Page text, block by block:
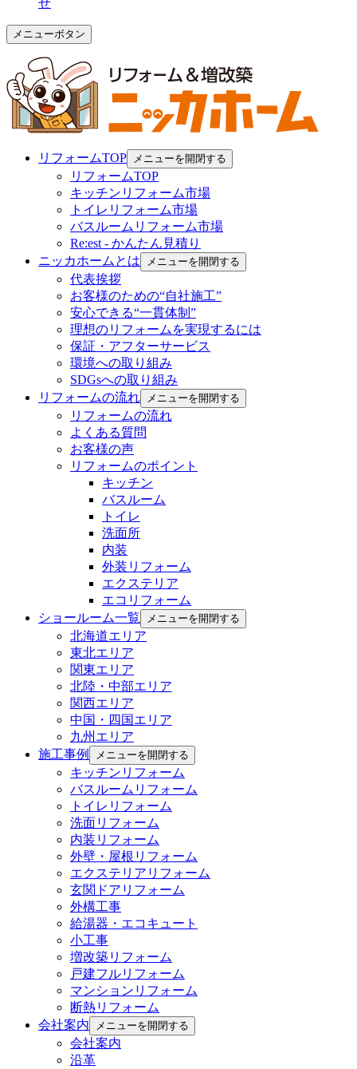
せ
メニューボタン
リフォームTOP メニューを開閉する
リフォームTOP
キッチンリフォーム市場
トイレリフォーム市場
バスルームリフォーム市場
Re:est - かんたん見積り
ニッカホームとは
メニューを開閉する
代表挨拶
お客様のための“自社施工”
安心できる“一貫体制”
理想のリフォームを実現するには
保証・アフターサービス
環境への取り組み
SDGsへの取り組み
リフォームの流れ
メニューを開閉する
リフォームの流れ
よくある質問
お客様の声
リフォームのポイント
キッチン
バスルーム
トイレ
洗面所
内装
外装リフォーム
エクステリア
エコリフォーム
ショールーム一覧
メニューを開閉する
北海道エリア
東北エリア
関東エリア
北陸・中部エリア
関西エリア
中国・四国エリア
九州エリア
施工事例
メニューを開閉する
キッチンリフォーム
バスルームリフォーム
トイレリフォーム
洗面リフォーム
内装リフォーム
外壁・屋根リフォーム
エクステリアリフォーム
玄関ドアリフォーム
外構工事
給湯器・エコキュート
小工事
増改築リフォーム
戸建フルリフォーム
マンションリフォーム
断熱リフォーム
会社案内
メニューを開閉する
会社案内
沿革